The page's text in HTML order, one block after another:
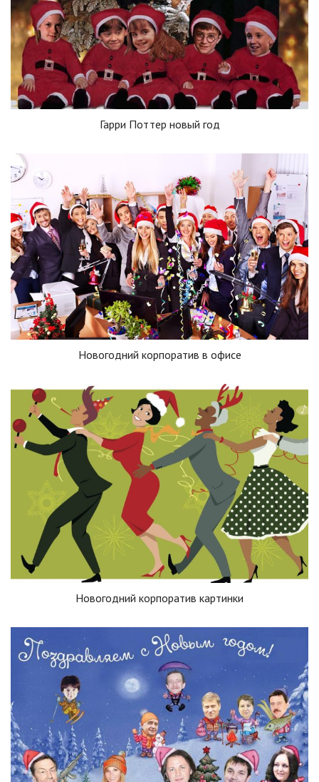
Гарри Поттер новый год
Новогодний корпоратив в офисе
Новогодний корпоратив картинки